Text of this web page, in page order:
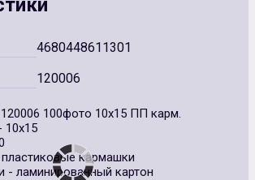
4680448611301
120006
100фото 10х15 ПП карм.
10х15
кармашки
- ламинированный картон